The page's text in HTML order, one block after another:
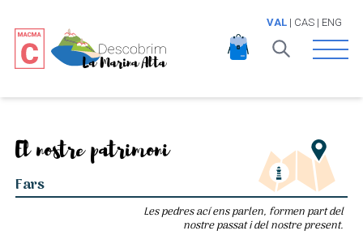
VAL| CAS| ENG
Open
El nostre patrimoni
Fars
Les pedres ací ens parlen, formen part del
nostre passat i del nostre present.